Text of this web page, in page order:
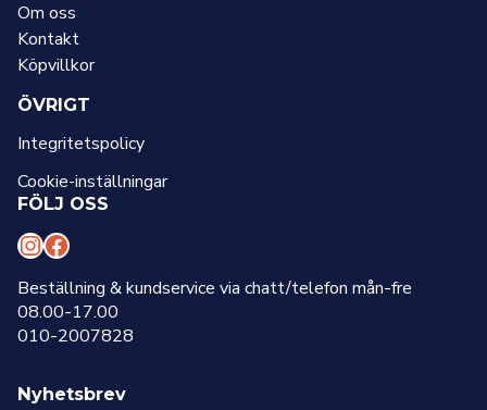
Om oss
Kontakt
Köpvillkor
ÖVRIGT
Integritetspolicy
Cookie-inställningar
FÖLJ OSS
I
n
s
t
a
F
a
c
e
b
Beställning & kundservice via chatt/telefon mån-fre
08.00-17.00
010-2007828
Nyhetsbrev